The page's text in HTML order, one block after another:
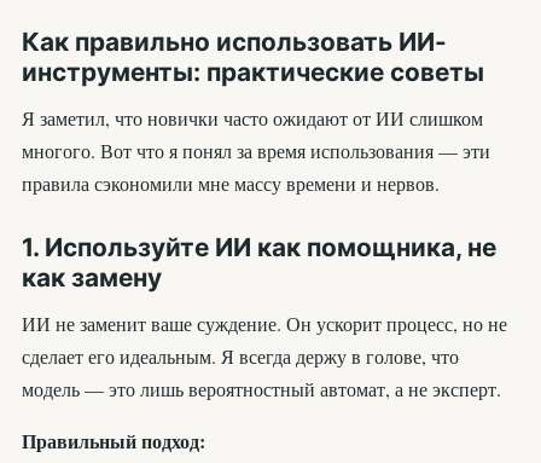
Как правильно использовать ИИ-
инструменты: практические советы
Я заметил, что новички часто ожидают от ИИ слишком
многого. Вот что я понял за время использования — эти
правила сэкономили мне массу времени и нервов.
1. Используйте ИИ как помощника, не
как замену
ИИ не заменит ваше суждение. Он ускорит процесс, но не
сделает его идеальным. Я всегда держу в голове, что
модель — это лишь вероятностный автомат, а не эксперт.
Правильный подход: